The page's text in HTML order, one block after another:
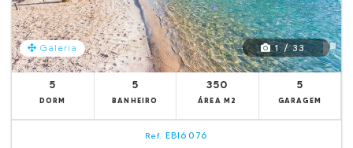
Galeria 1 / 33
5
DORM
5
BANHEIRO
350
ÁREA M2
5
GARAGEM
Ref. EBI6076